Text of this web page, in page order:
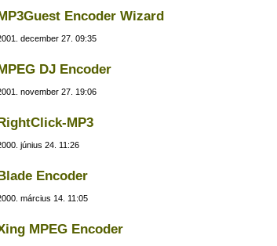
Encoder Wizard
december 27. 09:35
DJ Encoder
november 27. 19:06
MP3
június 24. 11:26
Encoder
március 14. 11:05
MPEG Encoder